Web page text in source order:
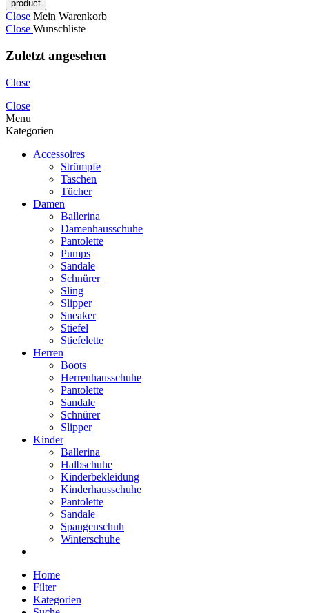
Close Mein Warenkorb
Close Wunschliste
Zuletzt angesehen
Close
Close
Menu
Kategorien
Accessoires
Strümpfe
Taschen
Tücher
Damen
Ballerina
Damenhausschuhe
Pantolette
Pumps
Sandale
Schnürer
Sling
Slipper
Sneaker
Stiefel
Stiefelette
Herren
Boots
Herrenhausschuhe
Pantolette
Sandale
Schnürer
Slipper
Kinder
Ballerina
Halbschuhe
Kinderbekleidung
Kinderhausschuhe
Pantolette
Sandale
Spangenschuh
Winterschuhe
Home
Filter
Kategorien